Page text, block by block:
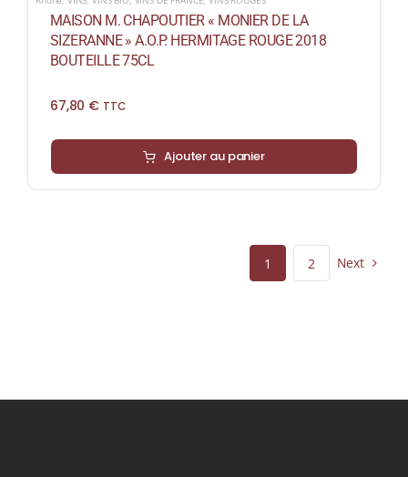
MAISON M. CHAPOUTIER « MONIER DE LA
SIZERANNE » A.O.P. HERMITAGE ROUGE 2018
BOUTEILLE 75CL
67,80 € TTC
Ajouter au panier
1 2 Next